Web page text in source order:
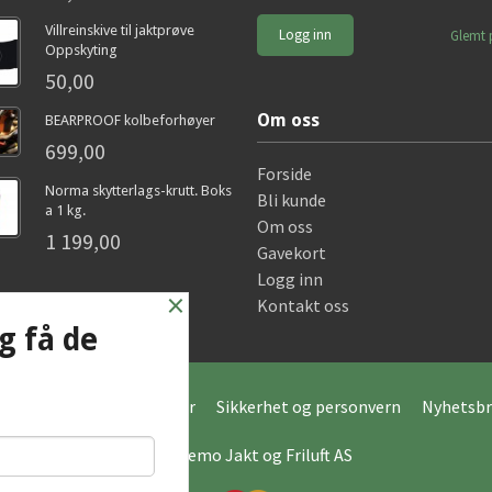
Villreinskive til jaktprøve
Oppskyting
50,00
BEARPROOF kolbeforhøyer
699,00
Norma skytterlags-krutt. Boks
a 1 kg.
1 199,00
Glemt
Om oss
Forside
Bli kunde
Om oss
Gavekort
Logg inn
Kontakt oss
Kjøpsbetingelser Sikkerhet og personvern
© Hagemo Jakt og Friluft AS
×
få de